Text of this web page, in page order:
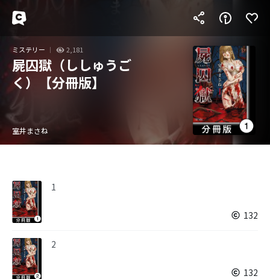
ミステリー 2,181
屍囚獄（ししゅうご
く）【分冊版】
室井まさね
1
132
2
132